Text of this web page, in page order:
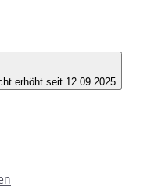
erhöht seit 12.09.2025